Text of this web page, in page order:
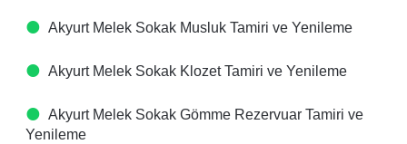
Akyurt Melek Sokak Musluk Tamiri ve Yenileme
Akyurt Melek Sokak Klozet Tamiri ve Yenileme
Akyurt Melek Sokak Gömme Rezervuar Tamiri ve
Yenileme